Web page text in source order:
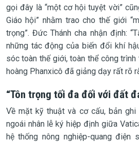
gọi đây là “một cơ hội tuyệt vời”
Giáo hội” nhằm trao cho thế giới
trọng”. Đức Thánh cha nhận định:
những tác động của biến đổi khí
sóc toàn thế giới, toàn thể công
hoàng Phanxicô đã giảng dạy rất rõ
“Tôn trọng tối đa đối với đất
Về mặt kỹ thuật và cơ cấu, bản ghi
ngoái nhân lễ ký hiệp định giữa
hệ thống nông nghiệp-quang điện